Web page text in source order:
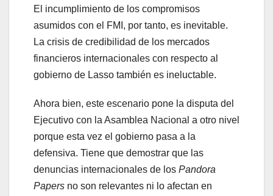
El incumplimiento de los compromisos
asumidos con el FMI, por tanto, es inevitable.
La crisis de credibilidad de los mercados
financieros internacionales con respecto al
gobierno de Lasso también es ineluctable.
Ahora bien, este escenario pone la disputa del
Ejecutivo con la Asamblea Nacional a otro nivel
porque esta vez el gobierno pasa a la
defensiva. Tiene que demostrar que las
denuncias internacionales de los Pandora
Papers no son relevantes ni lo afectan en